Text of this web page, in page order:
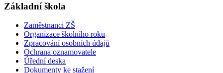
Základní škola
Zaměstnanci ZŠ
Organizace školního roku
Zpracování osobních údajů
Ochrana oznamovatele
Úřední deska
Dokumenty ke stažení